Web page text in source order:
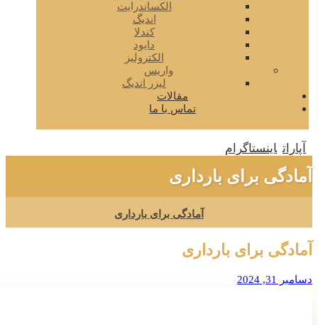
الکساندرایت
اندیگ
کندلا
دایود
الکترولیز
واریس
لیزر اندیگ
مقالات
تماس با ما
آپارات اینستاگرام
آمادگی برای بارداری
آمادگی برای بارداری
آمادگی برای بارداری
دسامبر 31, 2024